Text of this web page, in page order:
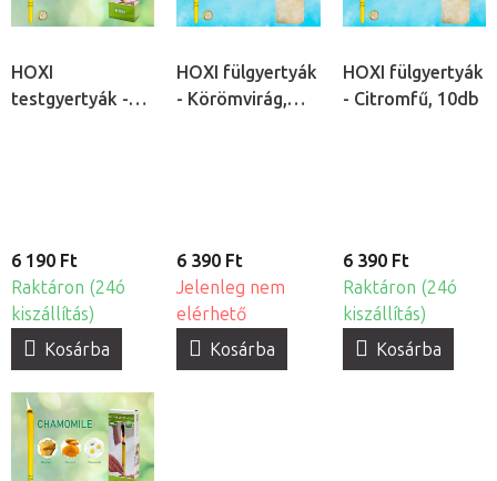
HOXI
testgyertyák -
6 190 Ft
Raktáron (24ó
kiszállítás)
Kosárba
HOXI fülgyertyák
- Körömvirág,
6 390 Ft
Jelenleg nem
elérhető
Kosárba
HOXI fülgyertyák
- Citromfű, 10db
6 390 Ft
Raktáron (24ó
kiszállítás)
Kosárba